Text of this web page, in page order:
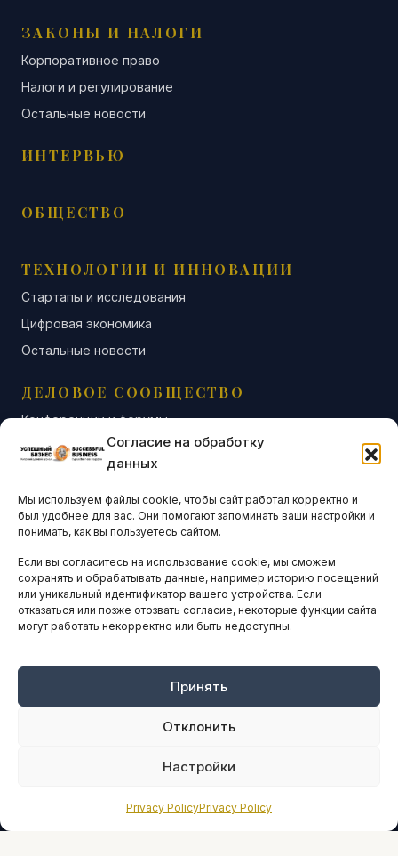
Согласие на обработку
данных
Мы используем файлы cookie, чтобы сайт работал корректно и
был удобнее для вас. Они помогают запоминать ваши настройки и
понимать, как вы пользуетесь сайтом.
Если вы согласитесь на использование cookie, мы сможем
сохранять и обрабатывать данные, например историю посещений
или уникальный идентификатор вашего устройства. Если
отказаться или позже отозвать согласие, некоторые функции сайта
могут работать некорректно или быть недоступны.
Принять
Отклонить
Настройки
Privacy PolicyPrivacy Policy
ЗАКОНЫ И НАЛОГИ
Корпоративное право
Налоги и регулирование
Остальные новости
ИНТЕРВЬЮ
ОБЩЕСТВО
ТЕХНОЛОГИИ И ИННОВАЦИИ
Стартапы и исследования
Цифровая экономика
Остальные новости
ДЕЛОВОЕ СООБЩЕСТВО
Конференции и форумы
Бизнес-клубы и ассоциации
Остальные новости
АНАЛИТИКА И СТАТИСТИКА
ARTICLES IN ENGLISH
НАВИГАЦИЯ
Оплата онлайн